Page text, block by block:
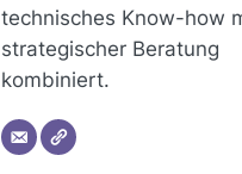
technisches Know-how
strategischer Beratung
kombiniert.